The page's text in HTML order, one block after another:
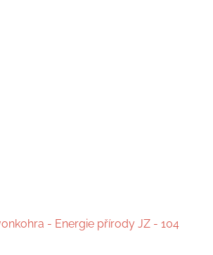
- Energie přírody JZ - 104